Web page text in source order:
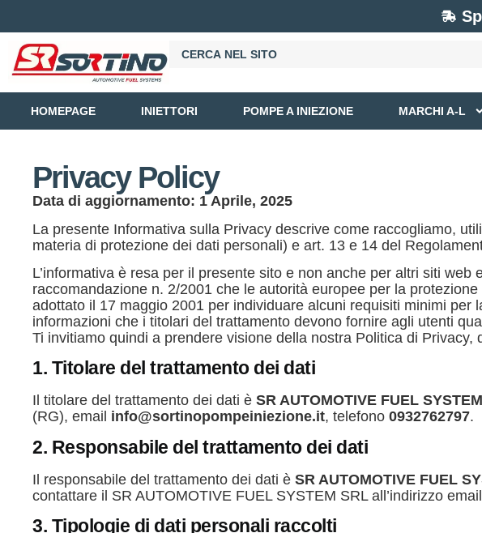
HOMEPAGE INIETTORI POMPE A INIEZIONE MARCHI A-L
Privacy Policy
Data di aggiornamento: 1 Aprile, 2025
La presente Informativa sulla Privacy descrive come raccogliamo,
materia di protezione dei dati personali) e art. 13 e 14 del
L’informativa è resa per il presente sito e non anche per altri siti
raccomandazione n. 2/2001 che le autorità europee per la
adottato il 17 maggio 2001 per individuare alcuni requisiti minimi
informazioni che i titolari del trattamento devono fornire agli utenti
Ti invitiamo quindi a prendere visione della nostra Politica di Privacy,
1. Titolare del trattamento dei dati
Il titolare del trattamento dei dati è SR AUTOMOTIVE FUEL
(RG), email info@sortinopompeiniezione.it, telefono 0932762797.
2. Responsabile del trattamento dei dati
Il responsabile del trattamento dei dati è SR AUTOMOTIVE FUEL
contattare il SR AUTOMOTIVE FUEL SYSTEM SRL all’indirizzo
3. Tipologie di dati personali raccolti